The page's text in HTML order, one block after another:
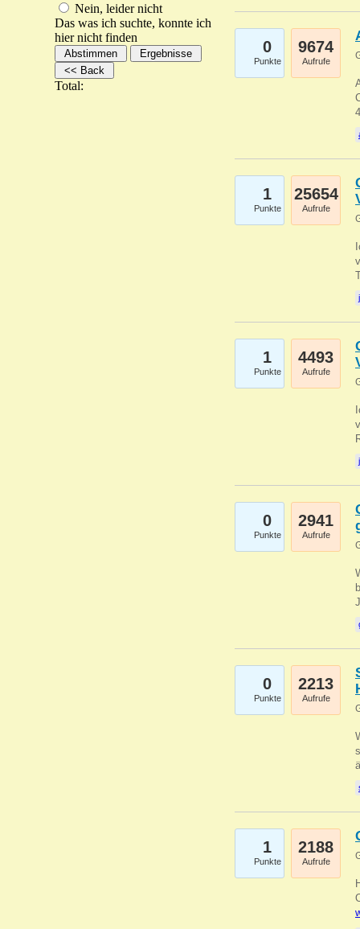
Nein, leider nicht
Das was ich suchte, konnte ich
hier nicht finden
Total:
0
Punkte
9674
Aufrufe
1
Punkte
25654
Aufrufe
1
Punkte
4493
Aufrufe
0
Punkte
2941
Aufrufe
0
Punkte
2213
Aufrufe
1
Punkte
2188
Aufrufe